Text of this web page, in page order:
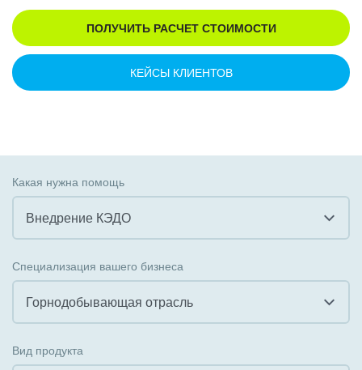
ПОЛУЧИТЬ РАСЧЕТ СТОИМОСТИ
КЕЙСЫ КЛИЕНТОВ
Какая нужна помощь
Внедрение КЭДО
Внедрение КЭДО
Интеграция с 1С
Специализация вашего бизнеса
Горнодобывающая отрасль
Вид продукта